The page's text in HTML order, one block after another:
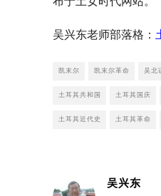
吴兴东老师部落格：
凯末尔 凯末尔革命 吴北
土耳其共和国 土耳其国庆
土耳其近代史 土耳其革命
吴兴东